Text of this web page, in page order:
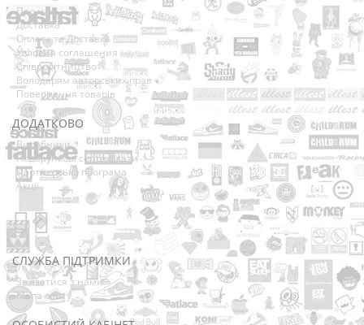
Про нас
Доставка
Оплата та Доставка
Условия соглашения
Співробітництво
Володарям авторських прав
Повернення товарів
ДОДАТКОВО
Виробники
Подарункові сертифікати
Партнерська програма
Акції
СЛУЖБА ПІДТРИМКИ
Зв’язатися з нами
Мапа сайту